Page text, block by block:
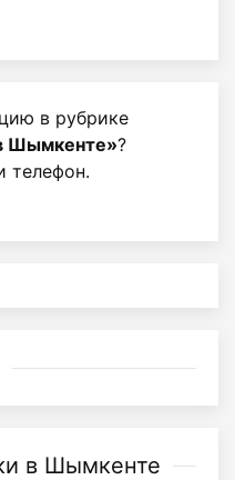
в рубрике
Шымкенте»?
телефон.
в Шымкенте